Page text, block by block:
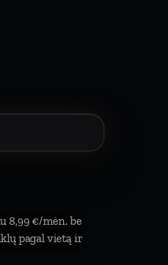
8,99 €/mėn. be
pagal vietą ir